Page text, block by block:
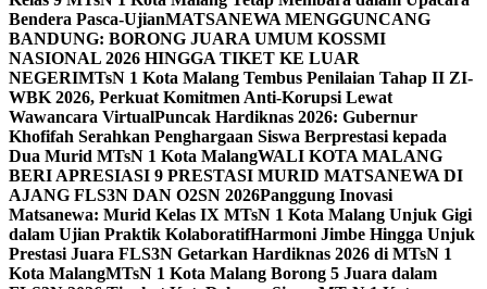
Bendera Pasca-UjianMATSANEWA MENGGUNCANG
BANDUNG: BORONG JUARA UMUM KOSSMI
NASIONAL 2026 HINGGA TIKET KE LUAR
NEGERIMTsN 1 Kota Malang Tembus Penilaian Tahap II ZI-
WBK 2026, Perkuat Komitmen Anti-Korupsi Lewat
Wawancara VirtualPuncak Hardiknas 2026: Gubernur
Khofifah Serahkan Penghargaan Siswa Berprestasi kepada
Dua Murid MTsN 1 Kota MalangWALI KOTA MALANG
BERI APRESIASI 9 PRESTASI MURID MATSANEWA DI
AJANG FLS3N DAN O2SN 2026Panggung Inovasi
Matsanewa: Murid Kelas IX MTsN 1 Kota Malang Unjuk Gigi
dalam Ujian Praktik KolaboratifHarmoni Jimbe Hingga Unjuk
Prestasi Juara FLS3N Getarkan Hardiknas 2026 di MTsN 1
Kota MalangMTsN 1 Kota Malang Borong 5 Juara dalam